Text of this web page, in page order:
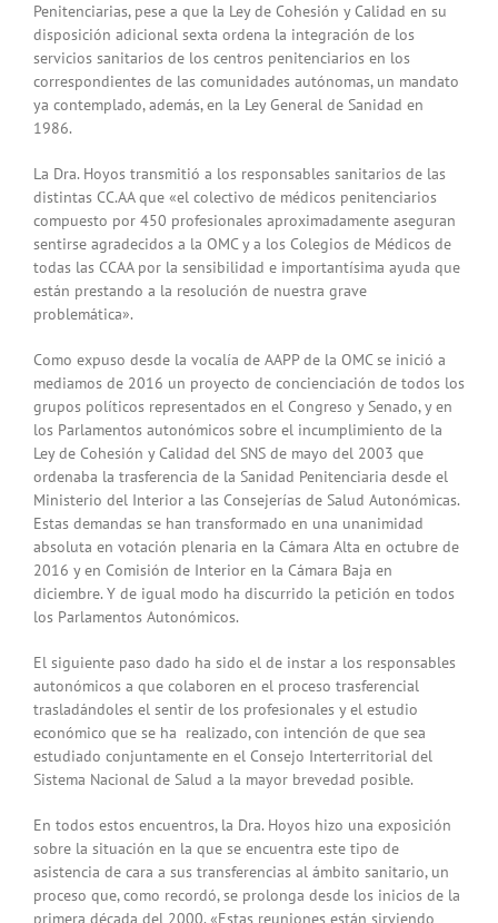
Penitenciarias, pese a que la Ley de Cohesión y Calidad en su
disposición adicional sexta ordena la integración de los
servicios sanitarios de los centros penitenciarios en los
correspondientes de las comunidades autónomas, un mandato
ya contemplado, además, en la Ley General de Sanidad en
1986.
La Dra. Hoyos transmitió a los responsables sanitarios de las
distintas CC.AA que «el colectivo de médicos penitenciarios
compuesto por 450 profesionales aproximadamente aseguran
sentirse agradecidos a la OMC y a los Colegios de Médicos de
todas las CCAA por la sensibilidad e importantísima ayuda que
están prestando a la resolución de nuestra grave
problemática».
Como expuso desde la vocalía de AAPP de la OMC se inició a
mediamos de 2016 un proyecto de concienciación de todos los
grupos políticos representados en el Congreso y Senado, y en
los Parlamentos autonómicos sobre el incumplimiento de la
Ley de Cohesión y Calidad del SNS de mayo del 2003 que
ordenaba la trasferencia de la Sanidad Penitenciaria desde el
Ministerio del Interior a las Consejerías de Salud Autonómicas.
Estas demandas se han transformado en una unanimidad
absoluta en votación plenaria en la Cámara Alta en octubre de
2016 y en Comisión de Interior en la Cámara Baja en
diciembre. Y de igual modo ha discurrido la petición en todos
los Parlamentos Autonómicos.
El siguiente paso dado ha sido el de instar a los responsables
autonómicos a que colaboren en el proceso trasferencial
trasladándoles el sentir de los profesionales y el estudio
económico que se ha realizado, con intención de que sea
estudiado conjuntamente en el Consejo Interterritorial del
Sistema Nacional de Salud a la mayor brevedad posible.
En todos estos encuentros, la Dra. Hoyos hizo una exposición
sobre la situación en la que se encuentra este tipo de
asistencia de cara a sus transferencias al ámbito sanitario, un
proceso que, como recordó, se prolonga desde los inicios de la
primera década del 2000. «Estas reuniones están sirviendo